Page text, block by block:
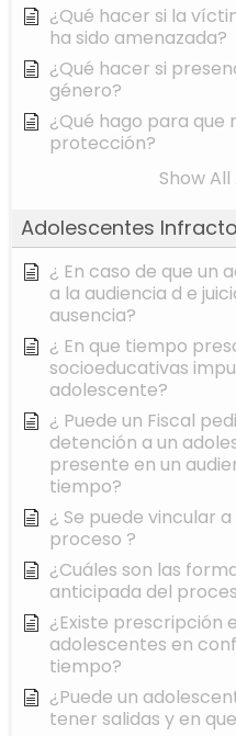
¿Qué hacer si la
ha sido amenazada?
¿Qué hacer si
género?
¿Qué hago para que
protección?
Show
Adolescentes
¿ En caso de que un
a la audiencia d e
ausencia?
¿ En que tiempo
socioeducativas
adolescente?
¿ Puede un Fiscal
detención a un
presente en un
tiempo?
¿ Se puede vincular
proceso ?
¿Cuáles son las
anticipada del
¿Existe prescripción
adolescentes en
tiempo?
¿Puede un
tener salidas y en